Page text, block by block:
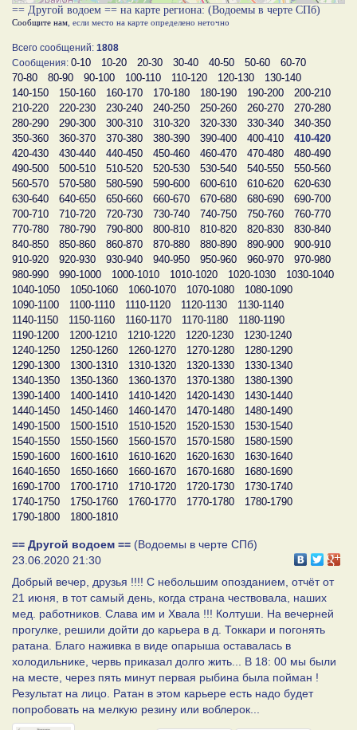
== Другой водоем == на карте региона: (Водоемы в черте СПб)
Сообщите нам , если место на карте определено неточно
Всего сообщений: 1808
Сообщения: 0-10 10-20 20-30 30-40 40-50 50-60
60-70
70-80
80-90 90-100 100-110 110-120 120-130
130-140
140-150
150-160 160-170 170-180 180-190 190-200
200-210
210-220
220-230 230-240 240-250 250-260 260-270
270-280
280-290
290-300 300-310 310-320 320-330 330-340
340-350
350-360
360-370 370-380 380-390 390-400 400-410
410-420
420-430
430-440 440-450 450-460 460-470 470-480
480-490
490-500
500-510 510-520 520-530 530-540 540-550
550-560
560-570
570-580 580-590 590-600 600-610 610-620
620-630
630-640
640-650 650-660 660-670 670-680 680-690
690-700
700-710
710-720 720-730 730-740 740-750 750-760
760-770
770-780
780-790 790-800 800-810 810-820 820-830
830-840
840-850
850-860 860-870 870-880 880-890 890-900
900-910
910-920
920-930 930-940 940-950 950-960 960-970
970-980
980-990
990-1000 1000-1010 1010-1020 1020-1030
1030-1040
1040-1050
1050-1060 1060-1070 1070-1080
1080-1090
1090-1100
1100-1110 1110-1120 1120-1130
1130-1140
1140-1150
1150-1160 1160-1170 1170-1180
1180-1190
1190-1200
1200-1210 1210-1220 1220-1230
1230-1240
1240-1250
1250-1260 1260-1270 1270-1280
1280-1290
1290-1300
1300-1310 1310-1320 1320-1330
1330-1340
1340-1350
1350-1360 1360-1370 1370-1380
1380-1390
1390-1400
1400-1410 1410-1420 1420-1430
1430-1440
1440-1450
1450-1460 1460-1470 1470-1480
1480-1490
1490-1500
1500-1510 1510-1520 1520-1530
1530-1540
1540-1550
1550-1560 1560-1570 1570-1580
1580-1590
1590-1600
1600-1610 1610-1620 1620-1630
1630-1640
1640-1650
1650-1660 1660-1670 1670-1680
1680-1690
1690-1700
1700-1710 1710-1720 1720-1730
1730-1740
1740-1750
1750-1760 1760-1770 1770-1780
1780-1790
1790-1800
1800-1810
== Другой водоем == (Водоемы в черте СПб)
23.06.2020 21:30
Добрый вечер, друзья !!!! С небольшим опозданием, отчёт от
21 июня, в тот самый день, когда страна чествовала, наших
мед. работников. Слава им и Хвала !!! Колтуши. На вечерней
прогулке, решили дойти до карьера в д. Токкари и погонять
ратана. Благо наживка в виде опарыша оставалась в
холодильнике, червь приказал долго жить... В 18: 00 мы были
на месте, через пять минут первая рыбина была пойман !
Результат на лицо. Ратан в этом карьере есть надо будет
попробовать на мелкую резину или воблерок...